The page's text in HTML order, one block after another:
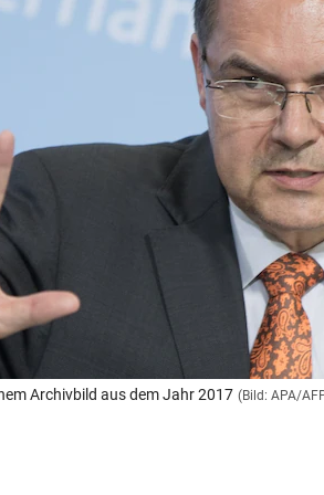
& Co KG 2026
Archivbild aus dem Jahr 2017 (Bild: APA/